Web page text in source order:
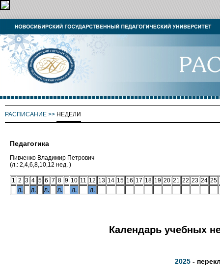
РАСПИСАНИЕ >> НЕДЕЛИ
Педагогика
Пивченко Владимир Петрович
(л.: 2,4,6,8,10,12 нед. )
1 2 3 4 5 6 7 8 9 10 11 12 13 14 15 16 17 18 19 20 21 22 23 24 25
л.
л. л. л. л. л.
Календарь учебных
2025 -